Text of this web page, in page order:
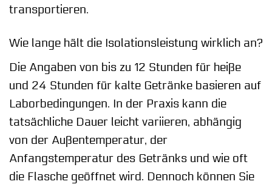
transportieren.
Wie lange hält die Isolationsleistung wirklich an?
Die Angaben von bis zu 12 Stunden für heiße
und 24 Stunden für kalte Getränke basieren auf
Laborbedingungen. In der Praxis kann die
tatsächliche Dauer leicht variieren, abhängig
von der Außentemperatur, der
Anfangstemperatur des Getränks und wie oft
die Flasche geöffnet wird. Dennoch können Sie